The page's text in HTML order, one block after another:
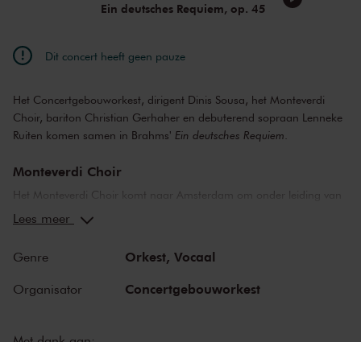
Ein deutsches Requiem, op. 45
Dit concert heeft geen pauze
Het Concertgebouworkest, dirigent Dinis Sousa, het Monteverdi
Choir, bariton Christian Gerhaher en debuterend sopraan Lenneke
Ruiten komen samen in Brahms' Ein deutsches Requiem
Monteverdi Choir
Het Monteverdi Choir komt naar Amsterdam om onder leiding van
zijn associate conductor Dinis Sousa samen met het
ingetogen werk schiep Brahms een protestantse Duitstalige versie
van de requiemmis. Niet voor de doden, maar als troost voor de
nabestaanden.
Ein deutsches Requiem
Lees meer
Genre Orkest, Vocaal
Organisator Concertgebouworkest